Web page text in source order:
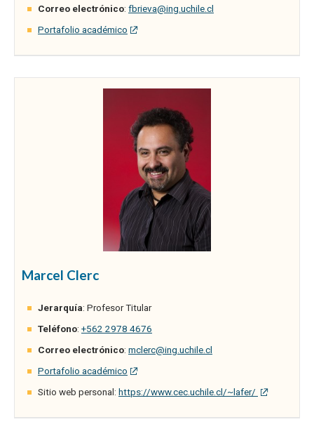
Correo electrónico: fbrieva@ing.uchile.cl
Portafolio académico
Marcel Clerc
Jerarquía: Profesor Titular
Teléfono: +562 2978 4676
Correo electrónico: mclerc@ing.uchile.cl
Portafolio académico
Sitio web personal: https://www.cec.uchile.cl/~lafer/